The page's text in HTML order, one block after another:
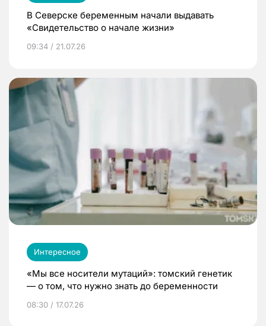
В Северске беременным начали выдавать
«Свидетельство о начале жизни»
09:34 / 21.07.26
Интересное
«Мы все носители мутаций»: томский генетик
— о том, что нужно знать до беременности
08:30 / 17.07.26